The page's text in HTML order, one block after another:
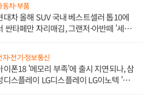
동차·부품
대차 올해 SUV 국내 베스트셀러 톱10에
싼타페만 자리매김, 그랜저·아반떼 '세단
자·전기·정보통신
이폰18 '메모리 부족'에 출시 지연되나, 삼
디스플레이 LG디스플레이 LG이노텍 '탈